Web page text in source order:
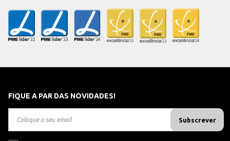
FIQUE A PAR DAS NOVIDADES!
Subscrever